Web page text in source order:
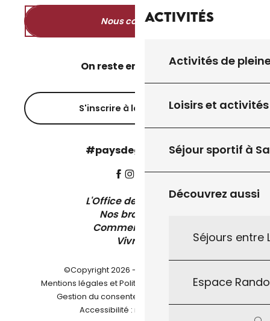
Activités
Activités de
Loisirs et activités
Séjour sportif à
Découvrez aussi
Séjours entre
Espace
Nous contacter
On reste en contact ?
S'inscrire à la newsletter
#paysdegourdon !
L'Office de Tourisme
Nos brochures
Comment venir ?
Vivre ici
©Copyright 2026 - Pays de Gourdon
Mentions légales et Politique de confidentialité-
Gestion du consentement
Accessibilité : non conforme